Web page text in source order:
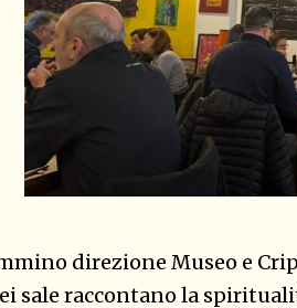
direzione Museo e
sale raccontano la